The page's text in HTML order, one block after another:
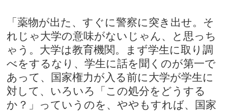
「薬物が出た、すぐに警察に突き出せ。そ
れじゃ大学の意味がないじゃん、と思っち
ゃう。大学は教育機関。まず学生に取り調
べをするなり、学生に話を聞くのが第一で
あって、国家権力が入る前に大学が学生に
対して、いろいろ「この処分をどうする
か？」っていうのを、ややもすれば、国家